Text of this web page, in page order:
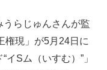
らじゅんさんが監
権現」が5月24日に
Sム（いすむ）”」